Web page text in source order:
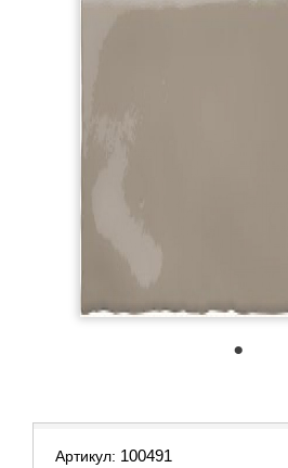
Артикул: 100491